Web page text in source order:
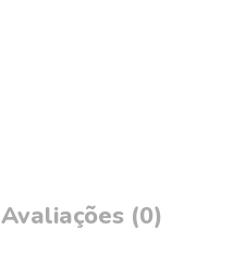
Avaliações (0)